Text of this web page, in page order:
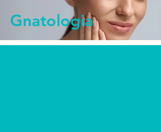
Gnatologia